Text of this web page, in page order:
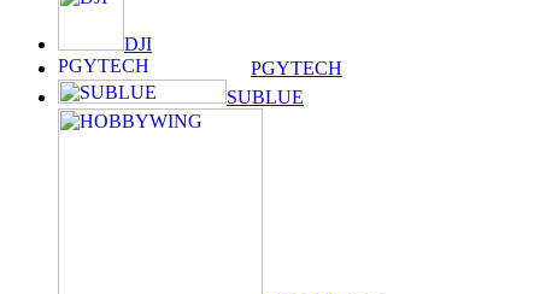
DJI
PGYTECH
SUBLUE